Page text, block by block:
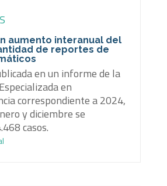
aumento interanual del
de reportes de
en un informe de la
en
correspondiente a 2024,
y diciembre se
casos.